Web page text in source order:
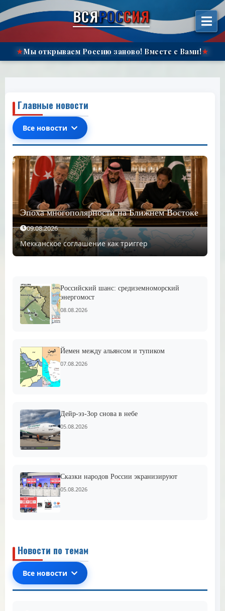
إلى
ВСЯРОССИЯ
★Мы открываем Россию заново! Вместе с Вами!★
Главные новости
Все новости
Эпоха многополярности на Ближнем Востоке
09.08.2026
Мекканское соглашение как триггер
Российский шанс: средиземноморский
энергомост
08.08.2026
Йемен между альянсом и тупиком
07.08.2026
Дейр-эз-Зор снова в небе
05.08.2026
Сказки народов России экранизируют
05.08.2026
Новости по темам
Все новости